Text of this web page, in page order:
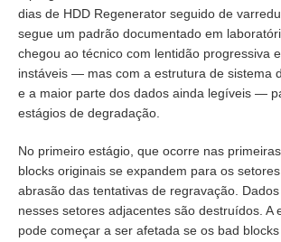
dias de HDD Regenerator seguido de
segue um padrão documentado em
chegou ao técnico com lentidão progressiva
instáveis — mas com a estrutura de sistema
e a maior parte dos dados ainda legíveis —
estágios de degradação.
No primeiro estágio, que ocorre nas
blocks originais se expandem para os
abrasão das tentativas de regravação.
nesses setores adjacentes são destruídos. A
pode começar a ser afetada se os bad